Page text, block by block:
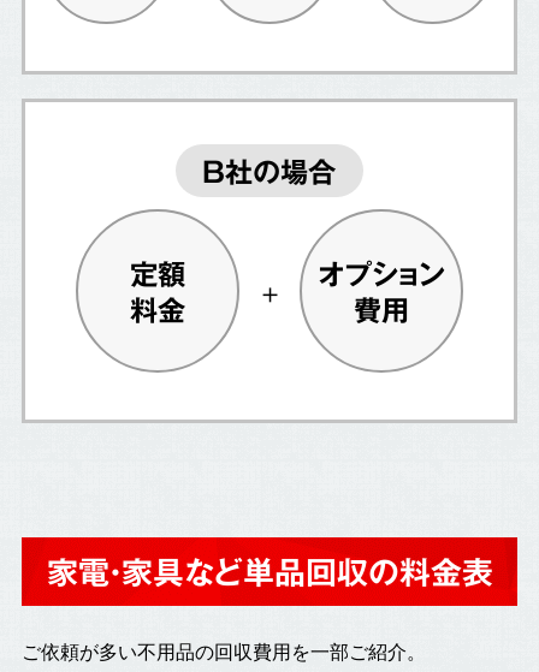
B社の場合
定額
料金
オプション
費用
家電・家具など単品回収の料金表
ご依頼が多い不用品の回収費用を一部ご紹介。